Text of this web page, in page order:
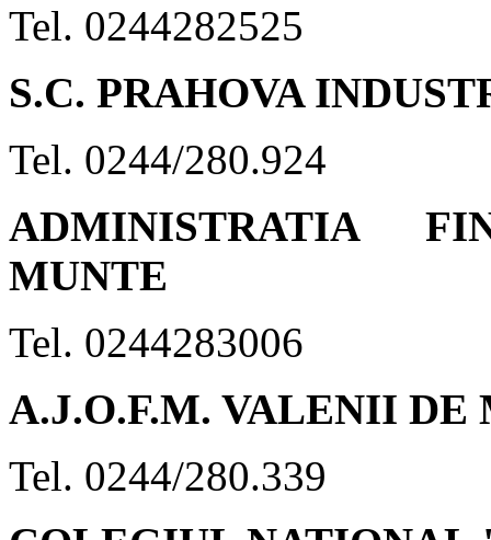
Tel. 0244282525
S.C. PRAHOVA
Tel. 0244/280.924
ADMINISTRATIA
MUNTE
Tel. 0244283006
A.J.O.F.M. VALENII DE
Tel. 0244/280.339